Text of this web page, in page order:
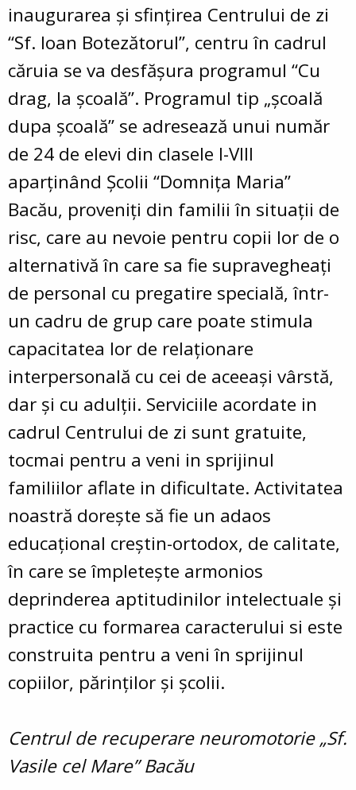
inaugurarea şi sfinţirea Centrului de zi
“Sf. Ioan Botezătorul”, centru în cadrul
căruia se va desfăşura programul “Cu
drag, la şcoală”. Programul tip „şcoală
dupa şcoală” se adresează unui număr
de 24 de elevi din clasele I-VIII
aparţinând Şcolii “Domniţa Maria”
Bacău, proveniţi din familii în situaţii de
risc, care au nevoie pentru copii lor de o
alternativă în care sa fie supravegheaţi
de personal cu pregatire specială, într-
un cadru de grup care poate stimula
capacitatea lor de relaţionare
interpersonală cu cei de aceeaşi vârstă,
dar şi cu adulţii. Serviciile acordate in
cadrul Centrului de zi sunt gratuite,
tocmai pentru a veni in sprijinul
familiilor aflate in dificultate. Activitatea
noastră doreşte să fie un adaos
educaţional creştin-ortodox, de calitate,
în care se împleteşte armonios
deprinderea aptitudinilor intelectuale şi
practice cu formarea caracterului si este
construita pentru a veni în sprijinul
copiilor, părinţilor şi şcolii.
Centrul de recuperare neuromotorie „Sf.
Vasile cel Mare” Bacău